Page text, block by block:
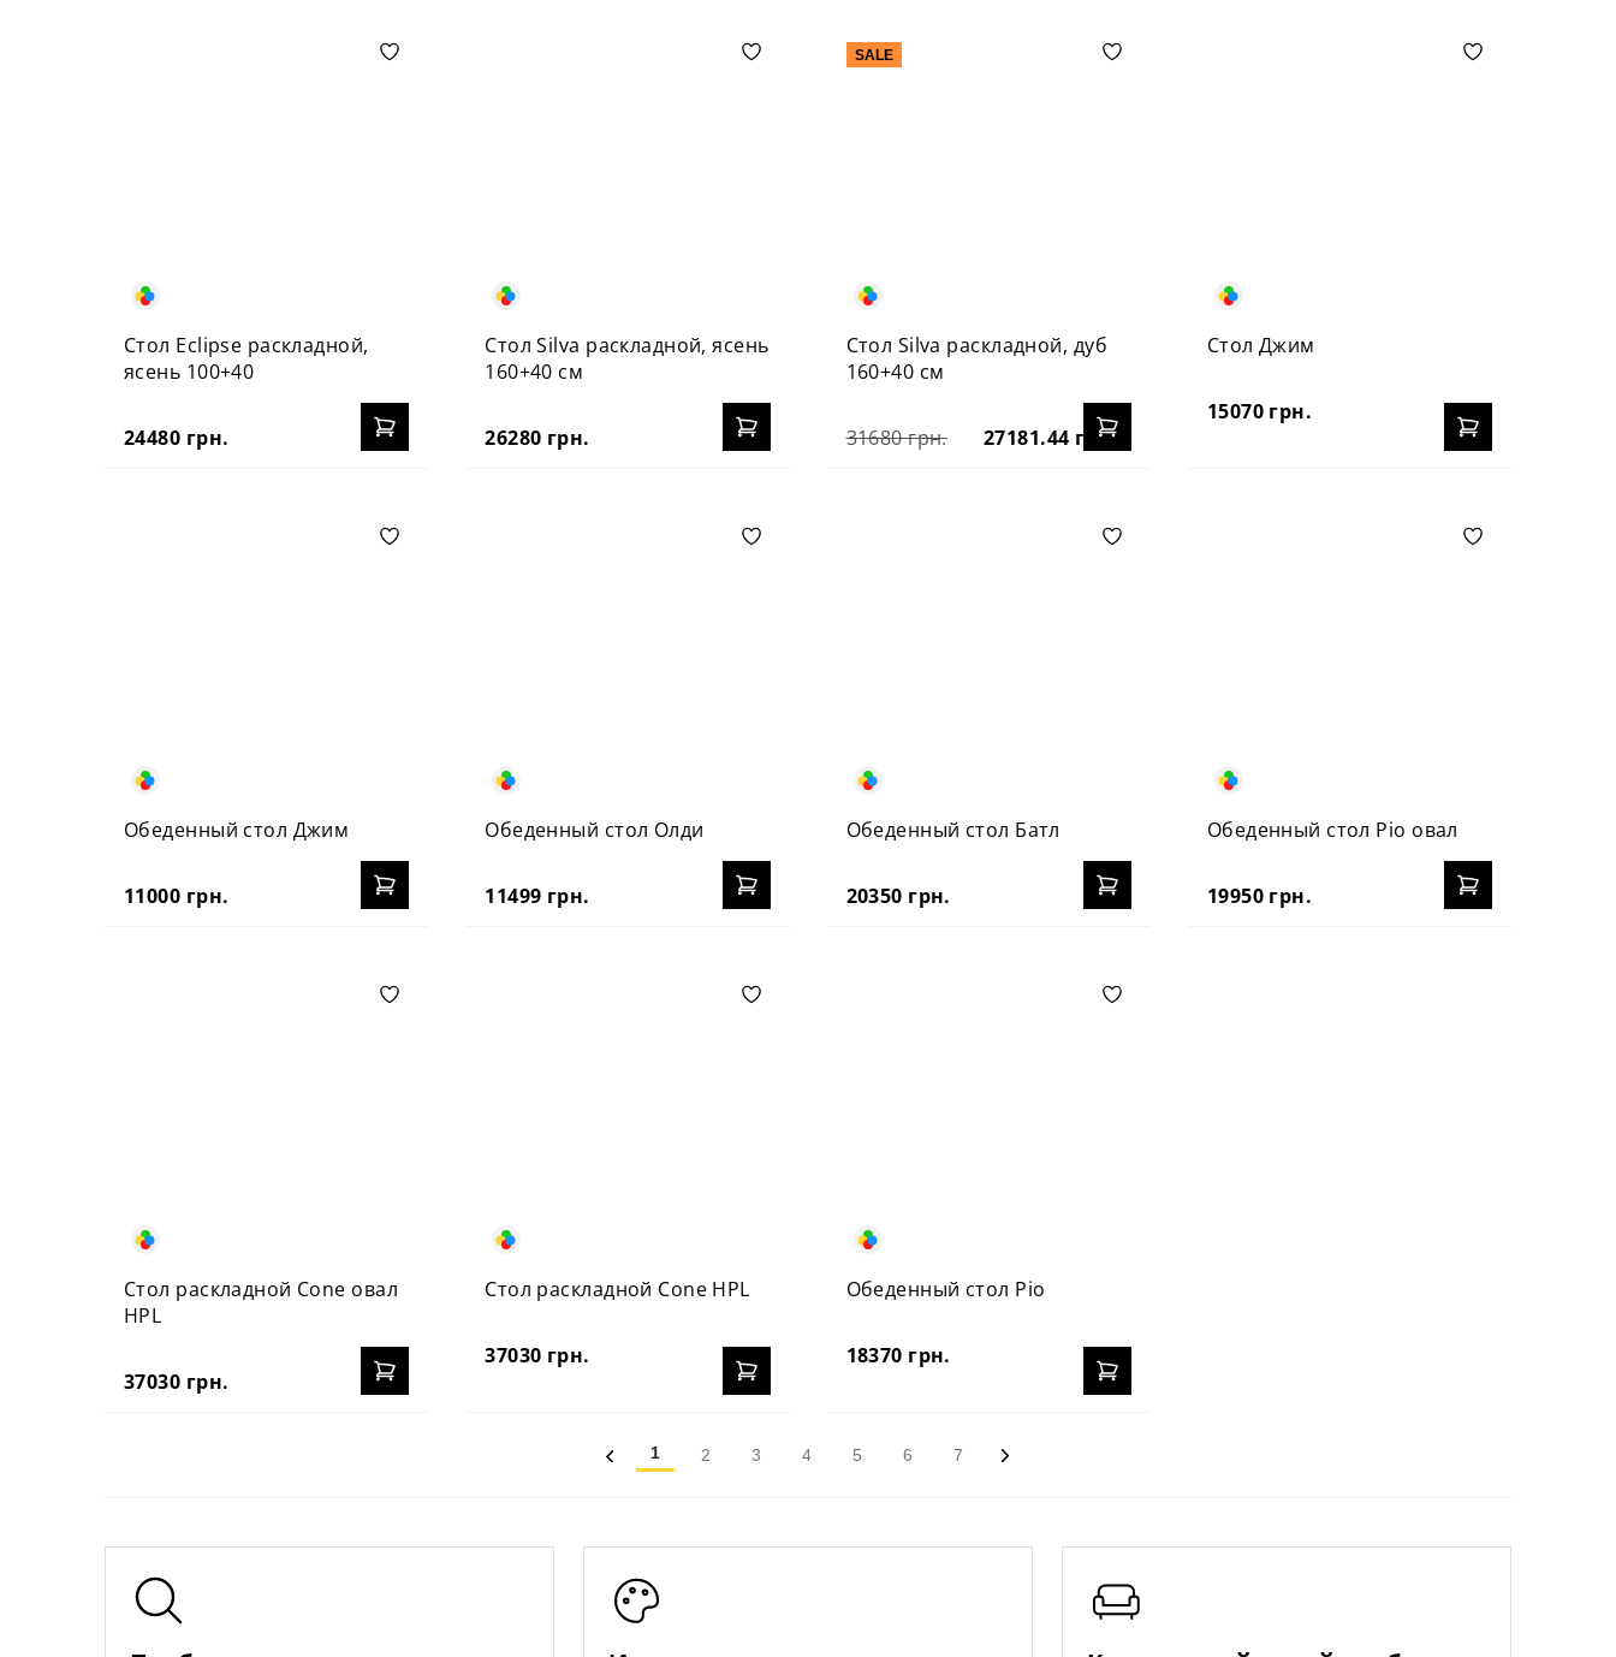
Стол Eclipse раскладной,
ясень 100+40
24480 грн.
Стол Silva раскладной, ясень
160+40 см
26280 грн.
SALE
Стол Silva раскладной, дуб
160+40 см
31680 грн. 27181.44 грн.
Стол Джим
15070 грн.
Обеденный стол Джим
11000 грн.
Обеденный стол Олди
11499 грн.
Обеденный стол Батл
20350 грн.
Обеденный стол Ріо овал
19950 грн.
Стол раскладной Cone овал
HPL
37030 грн.
Стол раскладной Cone HPL
37030 грн.
Обеденный стол Ріо
18370 грн.
1 2 3 4 5 6 7